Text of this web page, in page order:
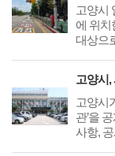
고양시
에 위치
대상으
고양시
관’을
사항, 공